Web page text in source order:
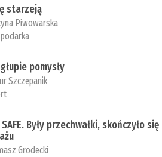
starzeją
Piwowarska
pomysły
Szczepanik
Były przechwałki, skończyło się
Grodecki